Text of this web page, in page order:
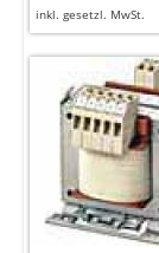
inkl. gesetzl. MwSt.